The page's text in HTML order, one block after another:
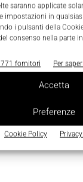
saranno applicate
impostazioni in
i pulsanti della
consenso nella parte
fornitori Per
Accetta
Preferenze
Cookie Policy